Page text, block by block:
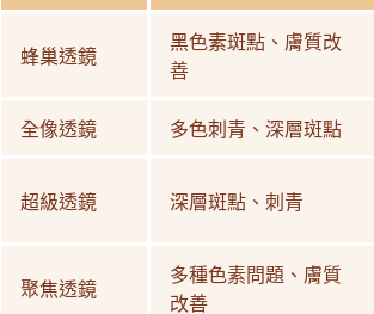
蜂巢透鏡
黑色素斑點、膚質改
善
全像透鏡 多色刺青、深層斑點
超級透鏡 深層斑點、刺青
聚焦透鏡
多種色素問題、膚質
改善